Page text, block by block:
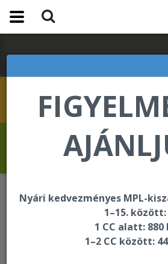
Nyári kedvezményes MPL-
1–15. között:
1 CC alatt: 880
1–2 CC között:
Hahn Martina üdvözli
internetes
F15
F15 Advanced (haladó) 1&2